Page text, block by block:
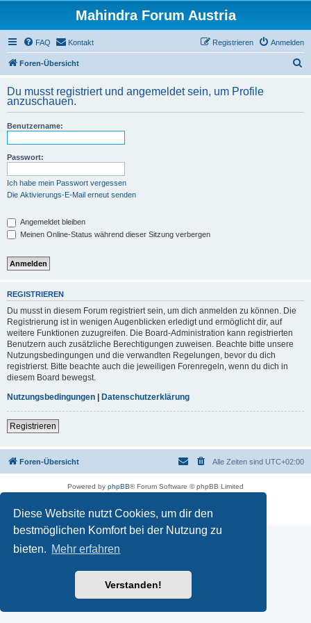
Diese Website nutzt Cookies, um dir den
bestmöglichen Komfort bei der Nutzung zu
bieten. Mehr erfahren
Verstanden!
Mahindra Forum Austria
FAQ Kontakt Anmelden
Registrieren
Foren-Übersicht
h
Du musst registriert und angemeldet sein, um Profile
anzuschauen.
Benutzername:
Passwort:
Ich habe mein Passwort vergessen
Die Aktivierungs-E-Mail erneut senden
Angemeldet bleiben
Meinen Online-Status während dieser Sitzung verbergen
REGISTRIEREN
Du musst in diesem Forum registriert sein, um dich anmelden zu können. Die
Registrierung ist in wenigen Augenblicken erledigt und ermöglicht dir, auf
weitere Funktionen zuzugreifen. Die Board-Administration kann registrierten
Benutzern auch zusätzliche Berechtigungen zuweisen. Beachte bitte unsere
Nutzungsbedingungen und die verwandten Regelungen, bevor du dich
registrierst. Bitte beachte auch die jeweiligen Forenregeln, wenn du dich in
diesem Board bewegst.
Nutzungsbedingungen | Datenschutzerklärung
Registrieren
Foren-Übersicht Alle Zeiten sind UTC+02:00
Powered by phpBB® Forum Software © phpBB Limited
Datenschutz|Nutzungsbedingungen